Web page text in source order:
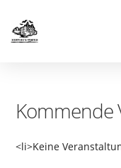
Kommende
<li>Keine